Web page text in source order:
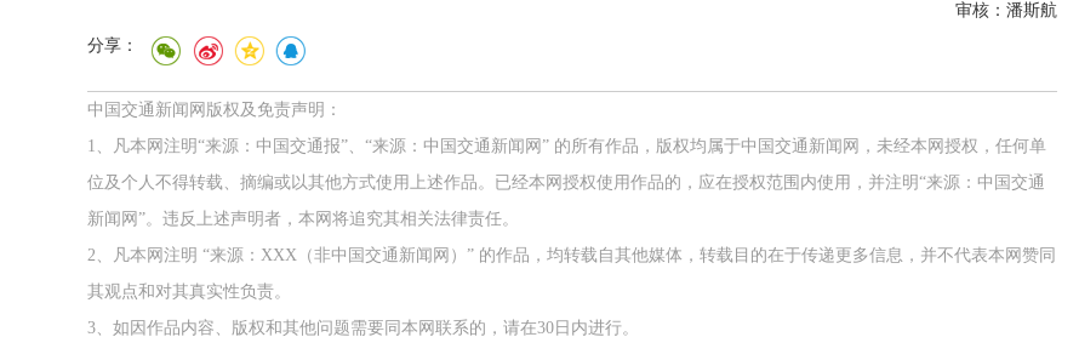
审核：潘斯航
分享：
中国交通新闻网版权及免责声明：
1、凡本网注明“来源：中国交通报”、“来源：中国交通新闻网” 的所有作品，版权均属于中国交通新闻网，未经本网授权，任何单
位及个人不得转载、摘编或以其他方式使用上述作品。已经本网授权使用作品的，应在授权范围内使用，并注明“来源：中国交通
新闻网”。违反上述声明者，本网将追究其相关法律责任。
2、凡本网注明 “来源：XXX（非中国交通新闻网）” 的作品，均转载自其他媒体，转载目的在于传递更多信息，并不代表本网赞同
其观点和对其真实性负责。
3、如因作品内容、版权和其他问题需要同本网联系的，请在30日内进行。